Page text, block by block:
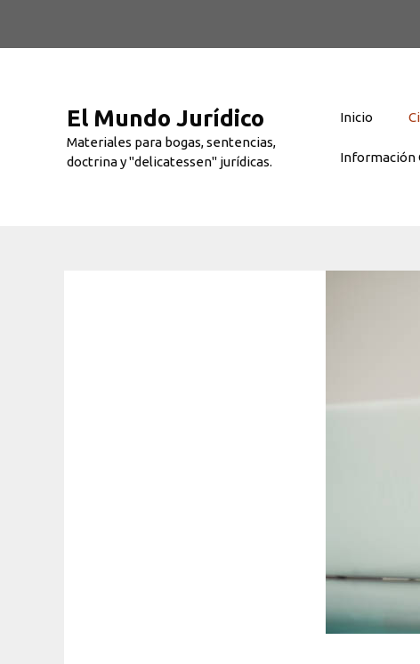
El Mundo Jurídico
Materiales para bogas, sentencias,
doctrina y "delicatessen" jurídicas.
Inicio
Información